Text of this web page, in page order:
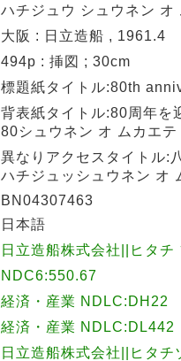
ハチジュウ シュウネン オ
大阪 : 日立造船 , 1961.4
494p : 挿図 ; 30cm
標題紙タイトル:80th
背表紙タイトル:80周年を
80シュウネン オ ムカエテ
異なりアクセスタイトル:
ハチジュッシュウネン オ
BN04307463
日本語
日立造船株式会社||ヒタ
NDC6:550.67
経済・産業 NDLC:DH22
経済・産業 NDLC:DL442
日立造船株式会社||ヒタチ